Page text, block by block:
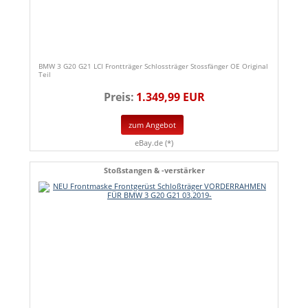
BMW 3 G20 G21 LCI Frontträger Schlossträger Stossfänger OE Original
Teil
Preis: 1.349,99 EUR
zum Angebot
eBay.de (*)
Stoßstangen & -verstärker